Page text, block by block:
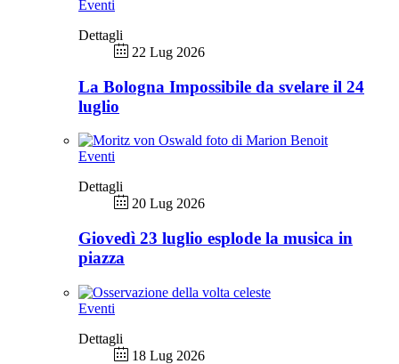
Eventi
Dettagli
22 Lug 2026
La Bologna Impossibile da svelare il 24
luglio
Eventi
Dettagli
20 Lug 2026
Giovedì 23 luglio esplode la musica in
piazza
Eventi
Dettagli
18 Lug 2026